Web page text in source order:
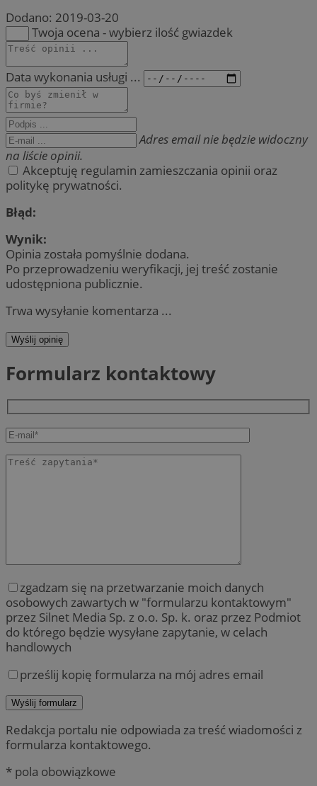
Dodano: 2019-03-20
Twoja ocena - wybierz ilość gwiazdek
Data wykonania usługi ...
Adres email nie będzie widoczny
na liście opinii.
Akceptuję regulamin zamieszczania opinii oraz
politykę prywatności.
Błąd:
Wynik:
Opinia została pomyślnie dodana.
Po przeprowadzeniu weryfikacji, jej treść zostanie
udostępniona publicznie.
Trwa wysyłanie komentarza ...
Wyślij opinię
Formularz kontaktowy
zgadzam się na przetwarzanie moich danych
osobowych zawartych w "formularzu kontaktowym"
przez Silnet Media Sp. z o.o. Sp. k. oraz przez Podmiot
do którego będzie wysyłane zapytanie, w celach
handlowych
prześlij kopię formularza na mój adres email
Redakcja portalu nie odpowiada za treść wiadomości z
formularza kontaktowego.
* pola obowiązkowe